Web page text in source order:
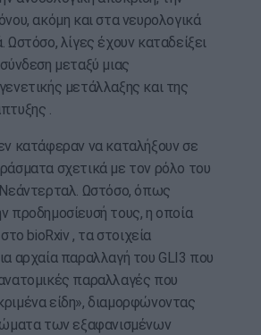
ακόμη και στα νευρολογικά
Ωστόσο, λίγες έχουν καταδείξει
μεταξύ μιας
μετάλλαξης και της
.
κατάφεραν να καταλήξουν σε
σχετικά με τον ρόλο του
Νεάντερταλ. Ωστόσο, όπως
προδημοσίευσή τους, η οποία
στο bioRxiv , τα στοιχεία
αρχαία παραλλαγή του GLI3 που
παραλλαγές που
είδη», διαμορφώνοντας
των εξαφανισμένων